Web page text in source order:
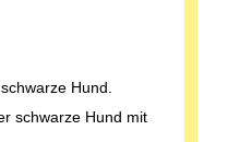
Hund.
schwarze Hund mit